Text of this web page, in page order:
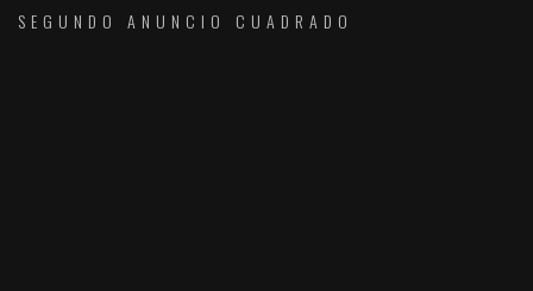
SEGUNDO ANUNCIO CUADRADO